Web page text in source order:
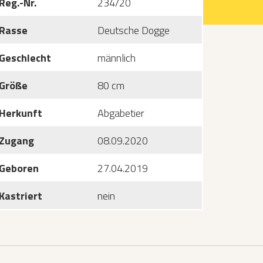
Rasse
Deutsche Dogge
Geschlecht
männlich
Größe
80 cm
Herkunft
Abgabetier
Zugang
08.09.2020
Geboren
27.04.2019
Kastriert
nein